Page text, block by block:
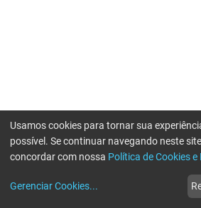
Usamos cookies para tornar sua
possível. Se continuar navegando neste
concordar com nossa Política de Cookies
Gerenciar Cookies...
Erro ao enviar informações, por favor